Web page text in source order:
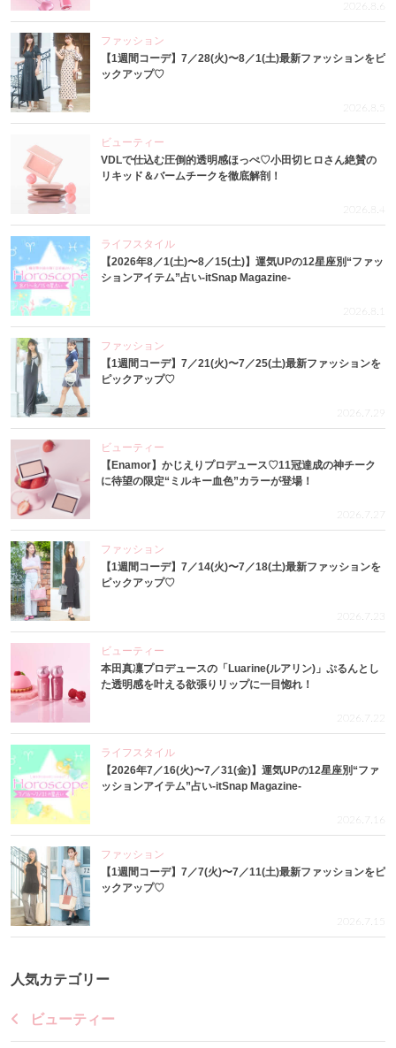
2026.8.6
ファッション
【1週間コーデ】7／28(火)〜8／1(土)最新ファッションをピ
ックアップ♡
2026.8.5
ビューティー
VDLで仕込む圧倒的透明感ほっぺ♡小田切ヒロさん絶賛の
リキッド＆バームチークを徹底解剖！
2026.8.4
ライフスタイル
【2026年8／1(土)〜8／15(土)】運気UPの12星座別“ファッ
ションアイテム”占い-itSnap Magazine-
2026.8.1
ファッション
【1週間コーデ】7／21(火)〜7／25(土)最新ファッションを
ピックアップ♡
2026.7.29
ビューティー
【Enamor】かじえりプロデュース♡11冠達成の神チーク
に待望の限定“ミルキー血色”カラーが登場！
2026.7.27
ファッション
【1週間コーデ】7／14(火)〜7／18(土)最新ファッションを
ピックアップ♡
2026.7.23
ビューティー
本田真凜プロデュースの「Luarine(ルアリン)」ぷるんとし
た透明感を叶える欲張りリップに一目惚れ！
2026.7.22
ライフスタイル
【2026年7／16(火)〜7／31(金)】運気UPの12星座別“ファ
ッションアイテム”占い-itSnap Magazine-
2026.7.16
ファッション
【1週間コーデ】7／7(火)〜7／11(土)最新ファッションをピ
ックアップ♡
2026.7.15
人気カテゴリー
ビューティー